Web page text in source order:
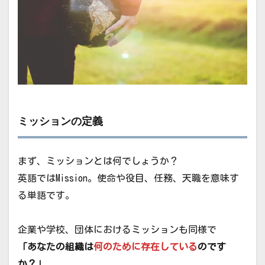
ミッションの定義
まず、ミッションとは何でしょうか？
英語ではMission。使命や役目、任務、天職を意味す
る単語です。
企業や学校、団体におけるミッションも同様で
「あなたの組織は何のために存在しているのです